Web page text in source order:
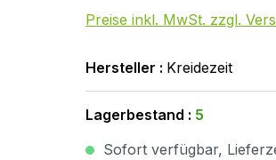
Preise inkl. MwSt. zzgl.
Hersteller : Kreidezeit
Lagerbestand : 5
Sofort verfügbar,